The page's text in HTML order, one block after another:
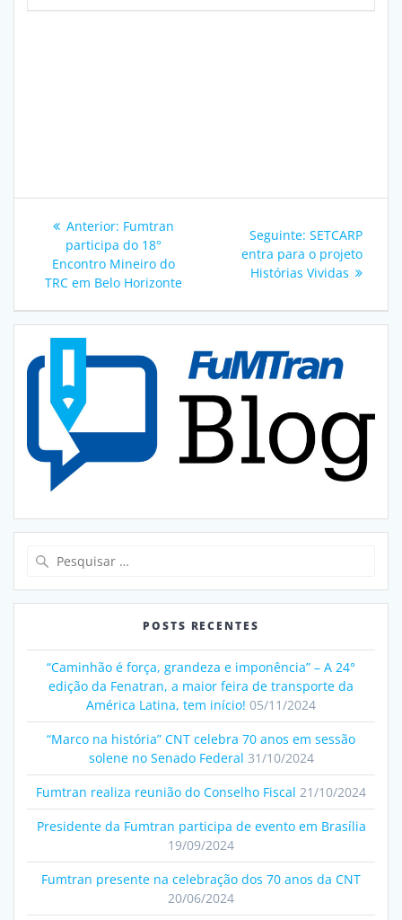
Navegação
Post
Anterior: Post
anterior:
Fumtran
participa do 18°
Encontro Mineiro do
TRC em Belo Horizonte
Seguinte: Post
seguinte:
SETCARP
entra para o projeto
Histórias Vividas
POSTS RECENTES
“Caminhão é força, grandeza e imponência” – A 24°
edição da Fenatran, a maior feira de transporte da
América Latina, tem início! 05/11/2024
“Marco na história” CNT celebra 70 anos em sessão
solene no Senado Federal 31/10/2024
Fumtran realiza reunião do Conselho Fiscal 21/10/2024
Presidente da Fumtran participa de evento em Brasília
19/09/2024
Fumtran presente na celebração dos 70 anos da CNT
20/06/2024